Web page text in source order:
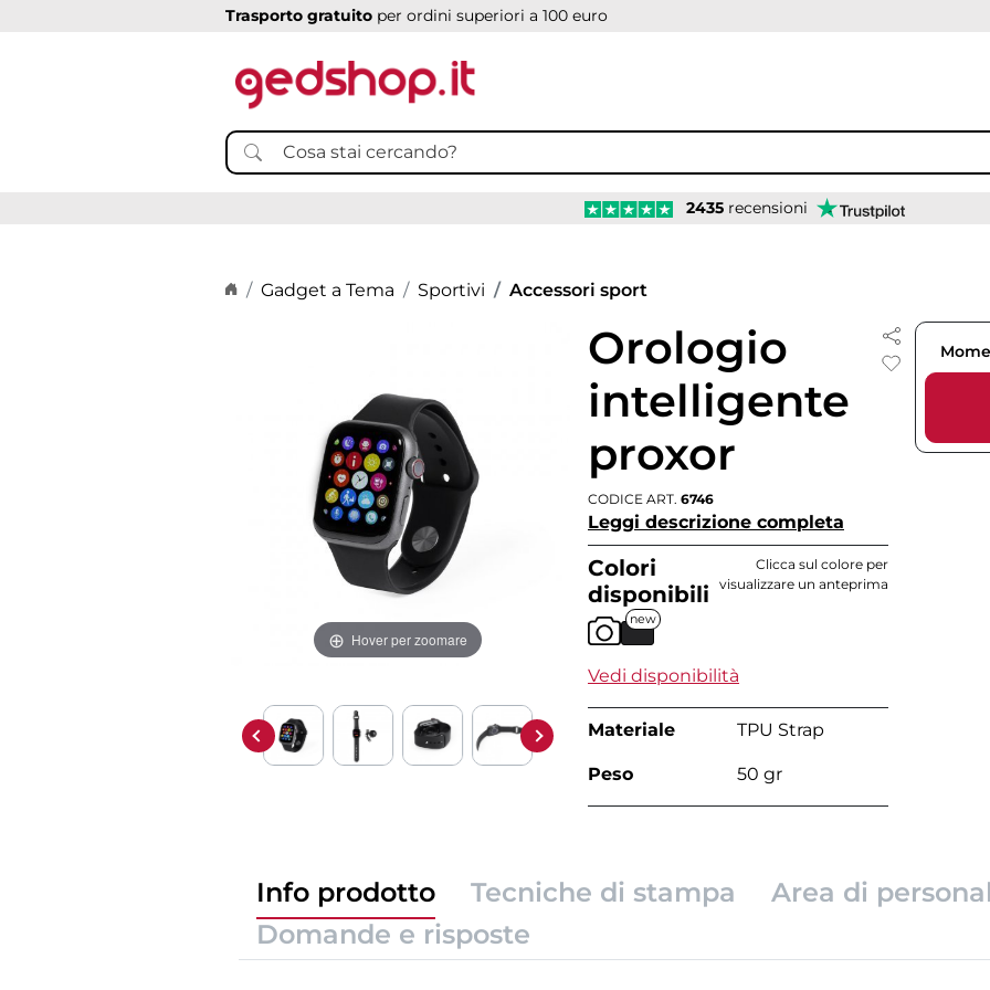
Trasporto gratuito per ordini superiori a 100 euro
2435 recensioni
Home page
Gadget a Tema Sportivi Accessori sport
Hover per zoomare
Orologio
intelligente
proxor
CODICE ART. 6746
Leggi descrizione completa
Colori
disponibili
Clicca sul colore per
visualizzare un anteprima
new
Vedi disponibilità
Materiale TPU Strap
Peso 50 gr
Info prodotto Tecniche di stampa
Area di
Domande e risposte